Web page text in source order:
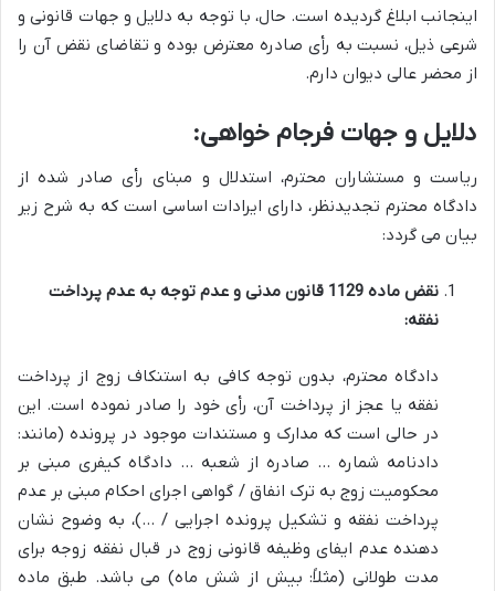
اینجانب ابلاغ گردیده است. حال، با توجه به دلایل و جهات قانونی و
شرعی ذیل، نسبت به رأی صادره معترض بوده و تقاضای نقض آن را
از محضر عالی دیوان دارم.
دلایل و جهات فرجام خواهی:
ریاست و مستشاران محترم، استدلال و مبنای رأی صادر شده از
دادگاه محترم تجدیدنظر، دارای ایرادات اساسی است که به شرح زیر
بیان می گردد:
نقض ماده 1129 قانون مدنی و عدم توجه به عدم پرداخت
نفقه:
دادگاه محترم، بدون توجه کافی به استنکاف زوج از پرداخت
نفقه یا عجز از پرداخت آن، رأی خود را صادر نموده است. این
در حالی است که مدارک و مستندات موجود در پرونده (مانند:
دادنامه شماره … صادره از شعبه … دادگاه کیفری مبنی بر
محکومیت زوج به ترک انفاق / گواهی اجرای احکام مبنی بر عدم
پرداخت نفقه و تشکیل پرونده اجرایی / …)، به وضوح نشان
دهنده عدم ایفای وظیفه قانونی زوج در قبال نفقه زوجه برای
مدت طولانی (مثلاً: بیش از شش ماه) می باشد. طبق ماده